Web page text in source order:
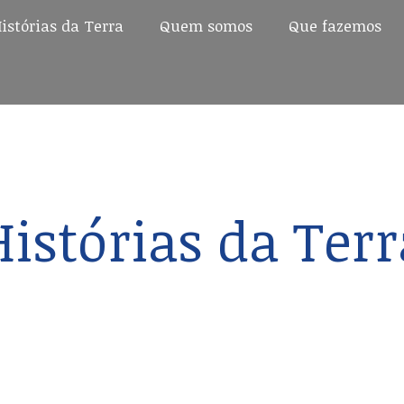
da Terra Quem somos Que fazemos
da
da Terra Quem somos Que fazemos